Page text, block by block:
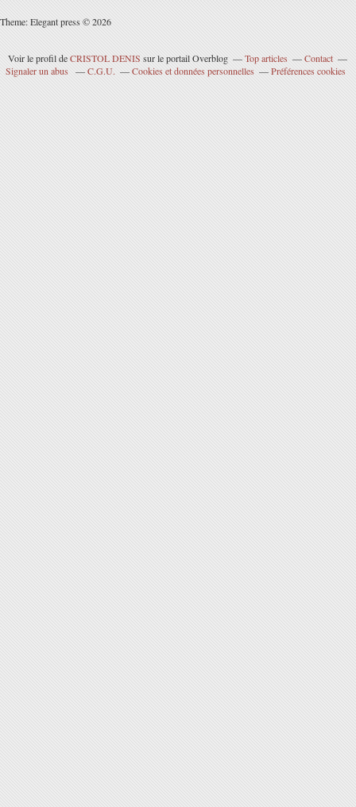
Theme: Elegant press © 2026
Voir le profil deCRISTOL DENIS sur le portail Overblog Top articles
Contact
Signaler un abus
C.G.U. Cookies et données personnelles Préférences cookies